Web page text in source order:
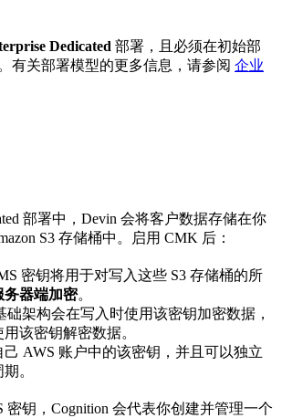
Dedicated 部署，且必须在初始部
有关部署模型的更多信息，请参阅 企业
部署中，Devin 会将客户数据存储在你
S3 存储桶中。启用 CMK 后：
密钥将用于对写入这些 S3 存储桶的所
务器端加密。
础架构会在写入时使用该密钥加密数据，
该密钥解密数据。
AWS 账户中的该密钥，并且可以独立
。
密钥，Cognition 会代表你创建并管理一个